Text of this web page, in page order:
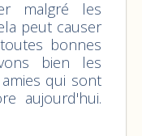
malgré les
peut causer
bonnes
bien les
qui sont
aujourd'hui.